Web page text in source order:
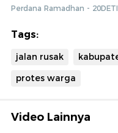
Perdana Ramadhan -
Tags:
jalan rusak
protes warga
Video Lainnya